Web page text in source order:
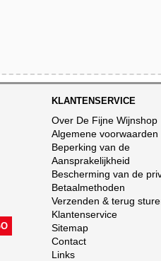
KLANTENSERVICE
Over De Fijne Wijnshop
Algemene voorwaarden
Beperking van de
Aansprakelijkheid
Bescherming van de
Betaalmethoden
Verzenden & terug
Klantenservice
Sitemap
Contact
Links